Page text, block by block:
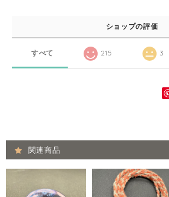
ショップの評価
すべて 215 3
関連商品